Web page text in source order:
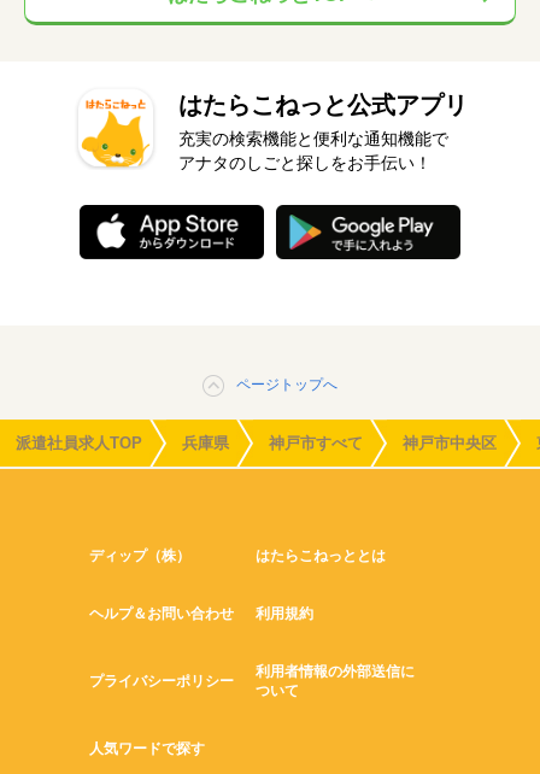
はたらこねっと公式アプリ
充実の検索機能と便利な通知機能で
アナタのしごと探しをお手伝い！
ページトップへ
派遣社員求人TOP 兵庫県 神戸市すべて 神戸市中央区
ディップ（株） はたらこねっととは
ヘルプ＆お問い合わせ 利用規約
プライバシーポリシー
利用者情報の外部送信に
ついて
人気ワードで探す